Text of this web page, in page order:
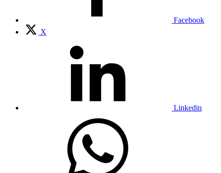
Facebook
X
Linkedin